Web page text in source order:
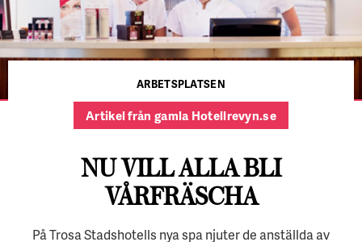
ARBETSPLATSEN
Artikel från gamla Hotellrevyn.se
NU VILL ALLA BLI
VÅRFRÄSCHA
På Trosa Stadshotells nya spa njuter de anställda av